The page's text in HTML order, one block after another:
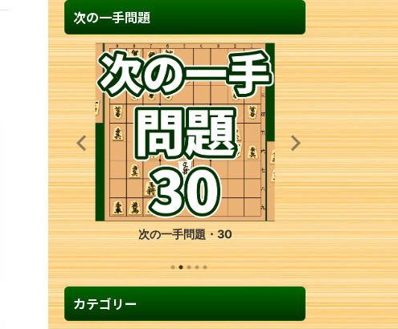
次の一手問題
次の一手問題・30
カテゴリー